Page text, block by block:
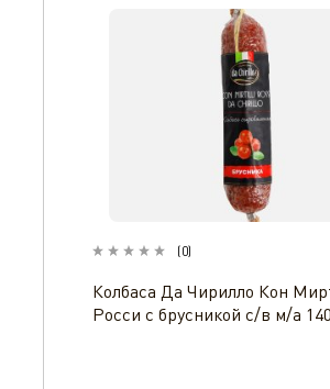
(0)
Колбаса Да Чирилло Кон
Росси с брусникой с/в м/а